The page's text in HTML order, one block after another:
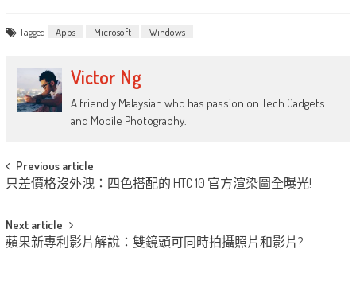
Tagged Apps Microsoft Windows
Victor Ng
A friendly Malaysian who has passion on Tech Gadgets
and Mobile Photography.
Post
navigation
Previous article
只差價格沒外洩：四色搭配的 HTC 10 官方渲染圖全曝光!
Next article
蘋果新專利影片解說：雙鏡頭可同時拍攝照片和影片?